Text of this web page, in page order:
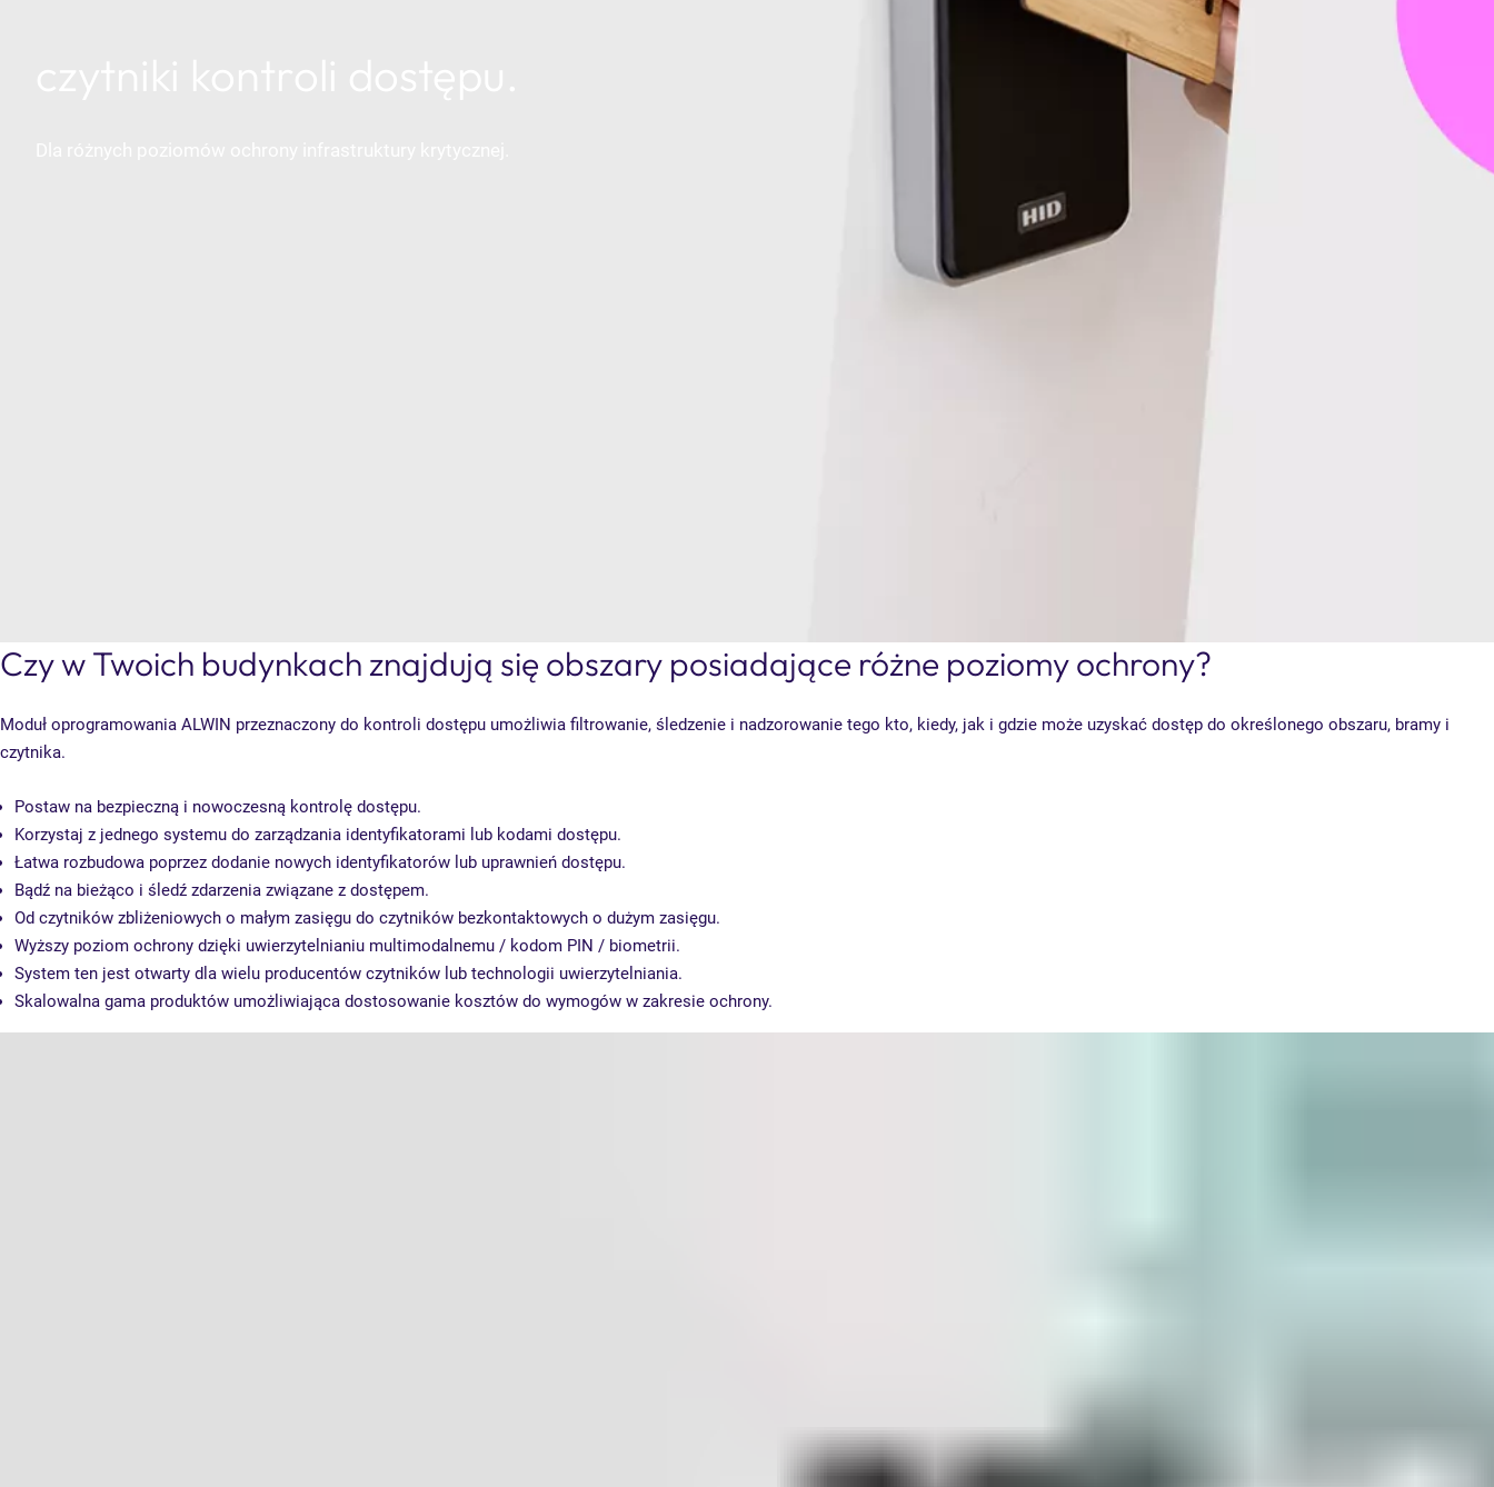
Czy w Twoich budynkach znajdują się obszary posiadające różne poziomy ochrony?
Moduł oprogramowania ALWIN przeznaczony do kontroli dostępu umożliwia filtrowanie, śledzenie i nadzorowanie tego kto, kiedy, jak i gdzie może uzyskać dostęp do określonego obszaru, bramy i
czytnika.
Postaw na bezpieczną i nowoczesną kontrolę dostępu.
Korzystaj z jednego systemu do zarządzania identyfikatorami lub kodami dostępu.
Łatwa rozbudowa poprzez dodanie nowych identyfikatorów lub uprawnień dostępu.
Bądź na bieżąco i śledź zdarzenia związane z dostępem.
Od czytników zbliżeniowych o małym zasięgu do czytników bezkontaktowych o dużym zasięgu.
Wyższy poziom ochrony dzięki uwierzytelnianiu multimodalnemu / kodom PIN / biometrii.
System ten jest otwarty dla wielu producentów czytników lub technologii uwierzytelniania.
Skalowalna gama produktów umożliwiająca dostosowanie kosztów do wymogów w zakresie ochrony.